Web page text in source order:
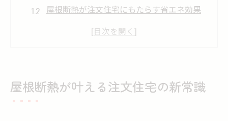
屋根断熱が注文住宅にもたらす省エネ効果
注文住宅ならではの屋根断熱の設計ポイン
断熱性能を高める家づくりの秘訣
屋根断熱が叶える注文住宅の新常識